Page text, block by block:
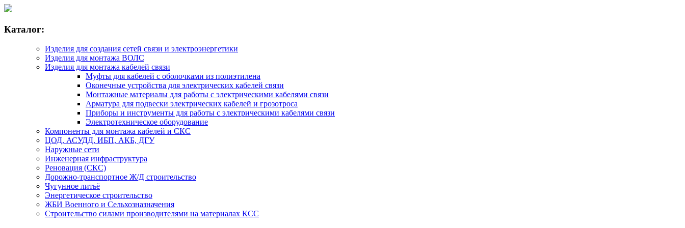
Каталог:
Изделия для создания сетей связи и электроэнергетики
Изделия для монтажа ВОЛС
Изделия для монтажа кабелей связи
Муфты для кабелей с оболочками из полиэтилена
Оконечные устройства для электрических кабелей связи
Монтажные материалы для работы с электрическими кабелями связи
Арматура для подвески электрических кабелей и грозотроса
Приборы и инструменты для работы с электрическими кабелями связи
Электротехническое оборудование
Компоненты для монтажа кабелей и СКС
ЦОД, АСУДД, ИБП, АКБ, ДГУ
Наружные сети
Инженерная инфраструктура
Реновация (СКС)
Дорожно-транспортное Ж/Д строительство
Чугунное литьё
Энергетическое строительство
ЖБИ Военного и Сельхозназначения
Строительство силами производителями на материалах КСС